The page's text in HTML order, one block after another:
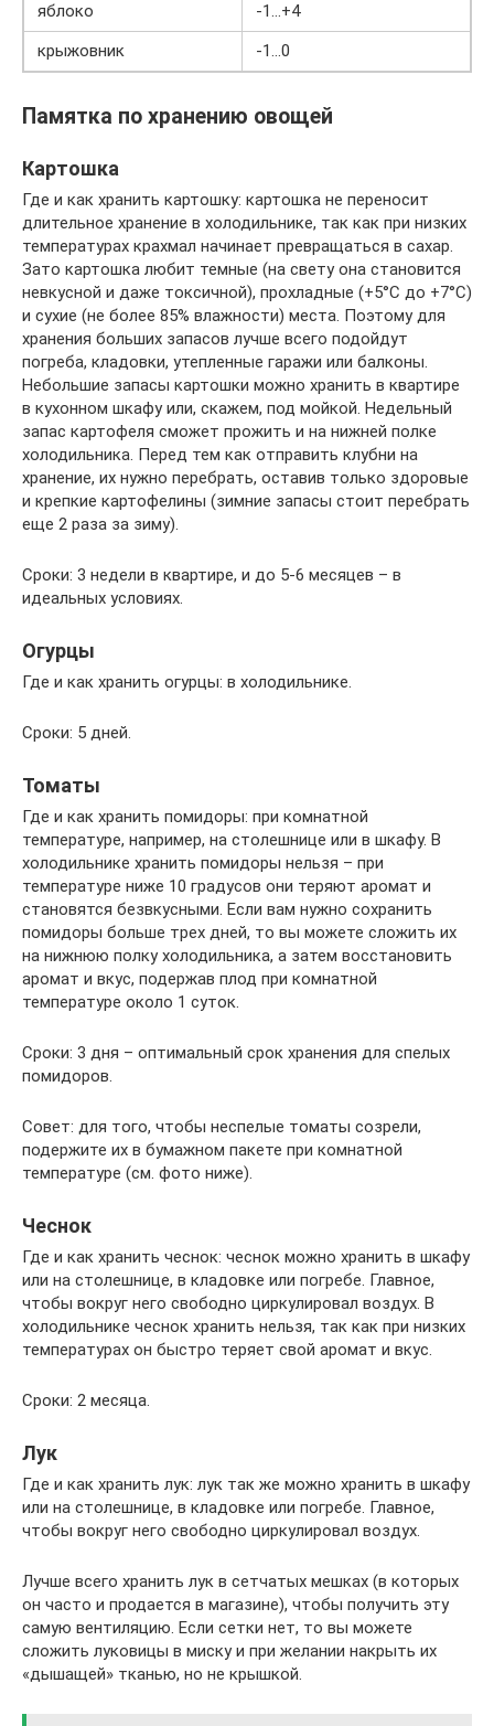
яблоко
-1…+4
крыжовник
-1…0
Памятка по хранению овощей
Картошка
Где и как хранить картошку: картошка не переносит
длительное хранение в холодильнике, так как при низких
температурах крахмал начинает превращаться в сахар.
Зато картошка любит темные (на свету она становится
невкусной и даже токсичной), прохладные (+5°C до +7°C)
и сухие (не более 85% влажности) места. Поэтому для
хранения больших запасов лучше всего подойдут
погреба, кладовки, утепленные гаражи или балконы.
Небольшие запасы картошки можно хранить в квартире
в кухонном шкафу или, скажем, под мойкой. Недельный
запас картофеля сможет прожить и на нижней полке
холодильника. Перед тем как отправить клубни на
хранение, их нужно перебрать, оставив только здоровые
и крепкие картофелины (зимние запасы стоит перебрать
еще 2 раза за зиму).
Сроки: 3 недели в квартире, и до 5-6 месяцев – в
идеальных условиях.
Огурцы
Где и как хранить огурцы: в холодильнике.
Сроки: 5 дней.
Томаты
Где и как хранить помидоры: при комнатной
температуре, например, на столешнице или в шкафу. В
холодильнике хранить помидоры нельзя – при
температуре ниже 10 градусов они теряют аромат и
становятся безвкусными. Если вам нужно сохранить
помидоры больше трех дней, то вы можете сложить их
на нижнюю полку холодильника, а затем восстановить
аромат и вкус, подержав плод при комнатной
температуре около 1 суток.
Сроки: 3 дня – оптимальный срок хранения для спелых
помидоров.
Совет: для того, чтобы неспелые томаты созрели,
подержите их в бумажном пакете при комнатной
температуре (см. фото ниже).
Чеснок
Где и как хранить чеснок: чеснок можно хранить в шкафу
или на столешнице, в кладовке или погребе. Главное,
чтобы вокруг него свободно циркулировал воздух. В
холодильнике чеснок хранить нельзя, так как при низких
температурах он быстро теряет свой аромат и вкус.
Сроки: 2 месяца.
Лук
Где и как хранить лук: лук так же можно хранить в шкафу
или на столешнице, в кладовке или погребе. Главное,
чтобы вокруг него свободно циркулировал воздух.
Лучше всего хранить лук в сетчатых мешках (в которых
он часто и продается в магазине), чтобы получить эту
самую вентиляцию. Если сетки нет, то вы можете
сложить луковицы в миску и при желании накрыть их
«дышащей» тканью, но не крышкой.